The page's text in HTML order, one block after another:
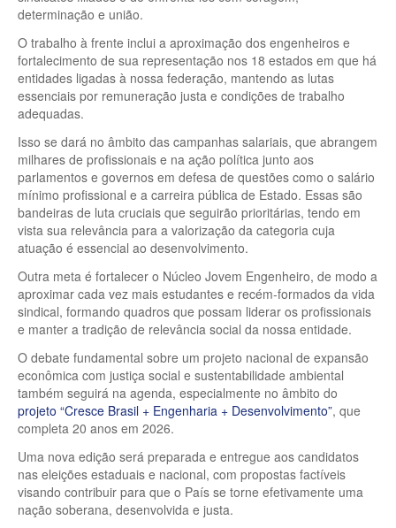
determinação e união.
O trabalho à frente inclui a aproximação dos engenheiros e
fortalecimento de sua representação nos 18 estados em que há
entidades ligadas à nossa federação, mantendo as lutas
essenciais por remuneração justa e condições de trabalho
adequadas.
Isso se dará no âmbito das campanhas salariais, que abrangem
milhares de profissionais e na ação política junto aos
parlamentos e governos em defesa de questões como o salário
mínimo profissional e a carreira pública de Estado. Essas são
bandeiras de luta cruciais que seguirão prioritárias, tendo em
vista sua relevância para a valorização da categoria cuja
atuação é essencial ao desenvolvimento.
Outra meta é fortalecer o Núcleo Jovem Engenheiro, de modo a
aproximar cada vez mais estudantes e recém-formados da vida
sindical, formando quadros que possam liderar os profissionais
e manter a tradição de relevância social da nossa entidade.
O debate fundamental sobre um projeto nacional de expansão
econômica com justiça social e sustentabilidade ambiental
também seguirá na agenda, especialmente no âmbito do
projeto “Cresce Brasil + Engenharia + Desenvolvimento”, que
completa 20 anos em 2026.
Uma nova edição será preparada e entregue aos candidatos
nas eleições estaduais e nacional, com propostas factíveis
visando contribuir para que o País se torne efetivamente uma
nação soberana, desenvolvida e justa.